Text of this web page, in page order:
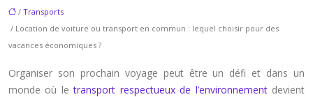
/ Transports
/ Location de voiture ou transport en commun : lequel choisir pour des
vacances économiques ?
Organiser son prochain voyage peut être un défi et dans un
monde où letransport respectueux de l’environnementdevient